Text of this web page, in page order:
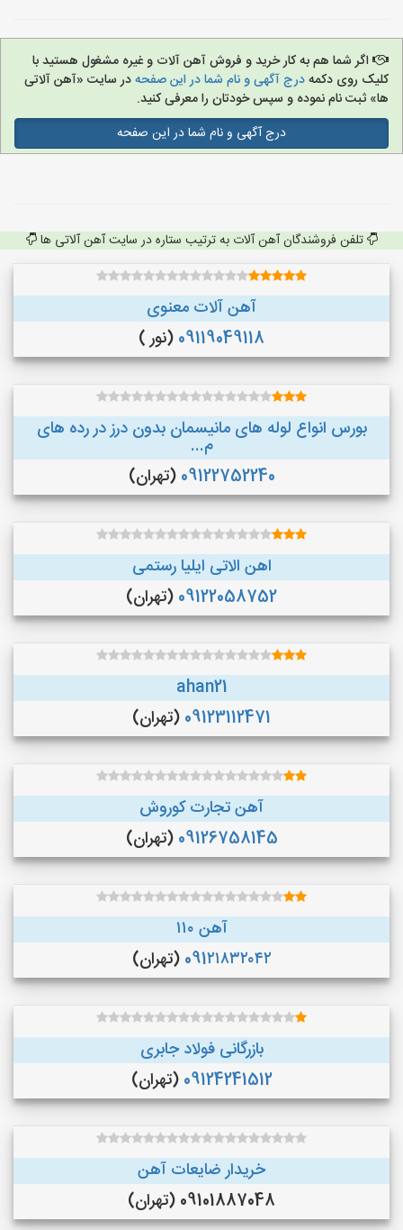
اگر شما هم به کار خرید و فروش آهن آلات و غیره مشغول هستید با
کلیک روی دکمهدرج آگهی و نام شما در این صفحهدر سایت «آهن آلاتی
ها» ثبت نام نموده و سپس خودتان را معرفی کنید.
درج آگهی و نام شما در این صفحه
تلفن فروشندگان آهن آلات به ترتیب ستاره در سایت آهن آلاتی ها
آهن آلات معنوی
09119049118 (نور )
بورس انواع لوله های مانیسمان بدون درز در رده های
م...
09122752240 (تهران)
اهن الاتی ایلیا رستمی
09122058752 (تهران)
ahan21
09123112471 (تهران)
آهن تجارت کوروش
09126758145 (تهران)
آهن ۱۱۰
091۲۱۸۳۲۰۴۲ (تهران)
بازرگانی فولاد جابری
09124241512 (تهران)
خریدار ضایعات آهن
09101887048 (تهران)